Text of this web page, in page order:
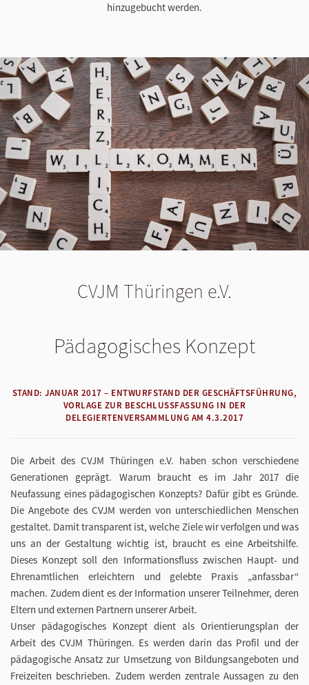
hinzugebucht werden.
CVJM Thüringen e.V.
Pädagogisches Konzept
STAND: JANUAR 2017 – ENTWURFSTAND DER GESCHÄFTSFÜHRUNG,
VORLAGE ZUR BESCHLUSSFASSUNG IN DER
DELEGIERTENVERSAMMLUNG AM 4.3.2017
Die Arbeit des CVJM Thüringen e.V. haben schon verschiedene
Generationen geprägt. Warum braucht es im Jahr 2017 die
Neufassung eines pädagogischen Konzepts? Dafür gibt es Gründe.
Die Angebote des CVJM werden von unterschiedlichen Menschen
gestaltet. Damit transparent ist, welche Ziele wir verfolgen und was
uns an der Gestaltung wichtig ist, braucht es eine Arbeitshilfe.
Dieses Konzept soll den Informationsfluss zwischen Haupt- und
Ehrenamtlichen erleichtern und gelebte Praxis „anfassbar“
machen. Zudem dient es der Information unserer Teilnehmer, deren
Eltern und externen Partnern unserer Arbeit.
Unser pädagogisches Konzept dient als Orientierungsplan der
Arbeit des CVJM Thüringen. Es werden darin das Profil und der
pädagogische Ansatz zur Umsetzung von Bildungsangeboten und
Freizeiten beschrieben. Zudem werden zentrale Aussagen zu den